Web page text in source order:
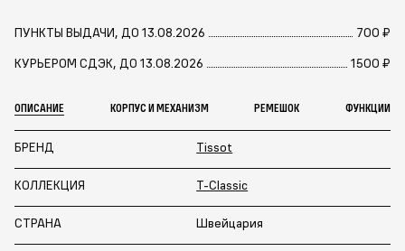
ПУНКТЫ ВЫДАЧИ, ДО 13.08.2026
700 ₽
КУРЬЕРОМ СДЭК, ДО 13.08.2026
1500 ₽
ОПИСАНИЕ КОРПУС И МЕХАНИЗМ РЕМЕШОК ФУНКЦИИ
БРЕНД Tissot
КОЛЛЕКЦИЯ T-Classic
СТРАНА Швейцария